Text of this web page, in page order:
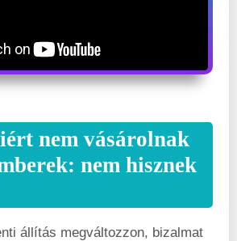
nem vásárolnak
nem hisznek
állítás megváltozzon, bizalmat